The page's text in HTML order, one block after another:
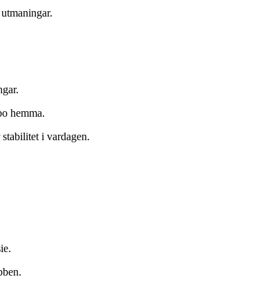
hemma.
i vardagen.